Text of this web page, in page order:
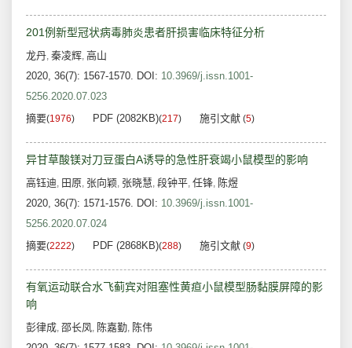
201例新型冠状病毒肺炎患者肝损害临床特征分析
龙丹, 秦凌辉, 高山
2020, 36(7): 1567-1570. DOI: 10.3969/j.issn.1001-
5256.2020.07.023
摘要(1976) PDF (2082KB)(217) 施引文献 (5)
异甘草酸镁对刀豆蛋白A诱导的急性肝衰竭小鼠模型的影响
高钰迪, 田原, 张向颖, 张晓慧, 段钟平, 任锋, 陈煜
2020, 36(7): 1571-1576. DOI: 10.3969/j.issn.1001-
5256.2020.07.024
摘要(2222) PDF (2868KB)(288) 施引文献 (9)
有氧运动联合水飞蓟宾对阻塞性黄疸小鼠模型肠黏膜屏障的影
响
彭律成, 邵长凤, 陈嘉勤, 陈伟